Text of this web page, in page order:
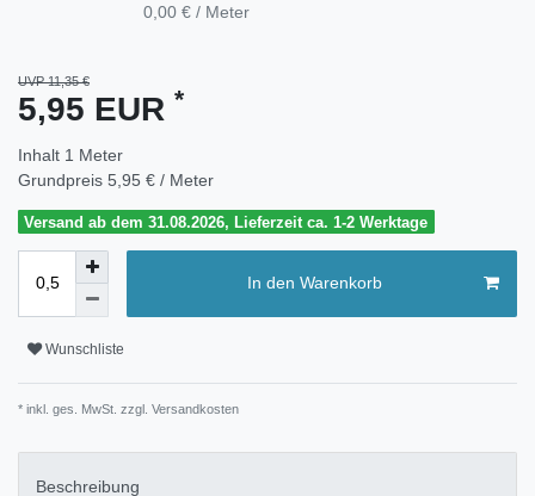
0,00 € / Meter
UVP 11,35 €
5,95 EUR *
Inhalt 1 Meter
Grundpreis 5,95 € / Meter
Versand ab dem 31.08.2026, Lieferzeit ca. 1-2 Werktage
In den Warenkorb
Wunschliste
* inkl. ges. MwSt. zzgl. Versandkosten
Beschreibung